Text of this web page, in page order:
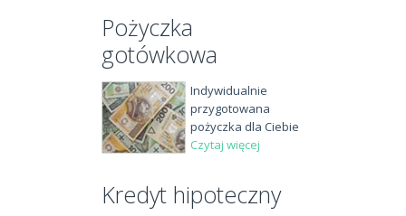
Pożyczka
gotówkowa
Indywidualnie
przygotowana
pożyczka dla Ciebie
Czytaj więcej
Kredyt hipoteczny